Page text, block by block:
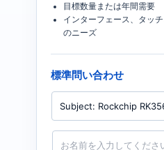
目標数量または年間需要
インターフェース、タッ
のニーズ
標準問い合わせ
製
名